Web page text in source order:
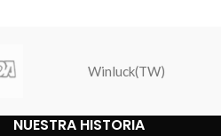
Winluck(TW)
NUESTRA HISTORIA